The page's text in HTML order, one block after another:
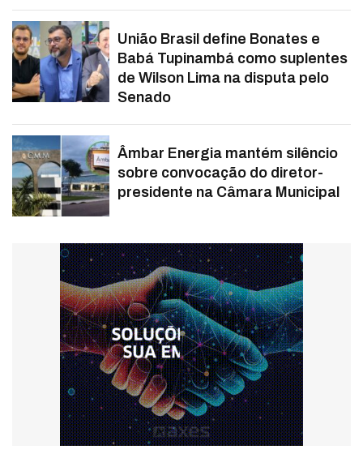
União Brasil define Bonates e
Babá Tupinambá como suplentes
de Wilson Lima na disputa pelo
Senado
Âmbar Energia mantém silêncio
sobre convocação do diretor-
presidente na Câmara Municipal